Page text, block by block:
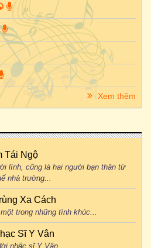
Xem thêm
Tái Ngộ
lính, cũng là hai người bạn thân từ
nhà trường...
Xa Cách
trong những tình khúc...
Sĩ Y Vân
nhạc sĩ Y Vân...